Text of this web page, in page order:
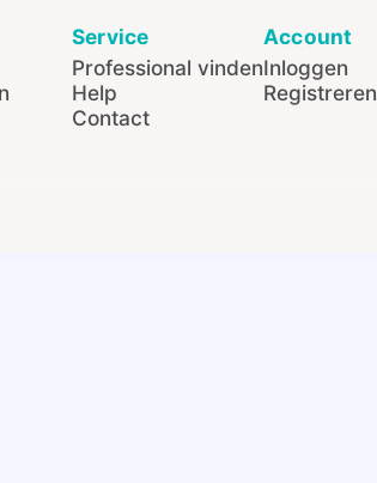
Service
Professional vinden
Help
Contact
Account
Inloggen
Registreren